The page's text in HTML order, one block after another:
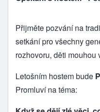
Přijměte pozvání na
setkání pro všechny
rozhovoru, děti mouhou
Letošním hostem bude
Promluví na téma: